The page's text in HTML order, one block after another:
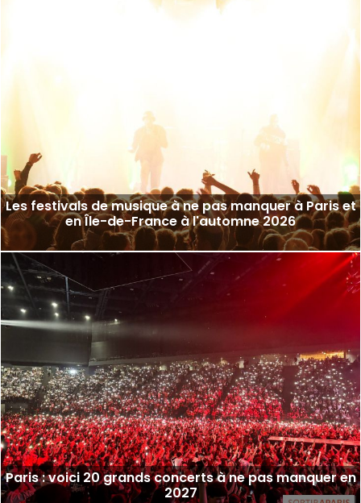
Les festivals de musique à ne pas manquer à Paris et
en Île-de-France à l'automne 2026
Paris : voici 20 grands concerts à ne pas manquer en
2027